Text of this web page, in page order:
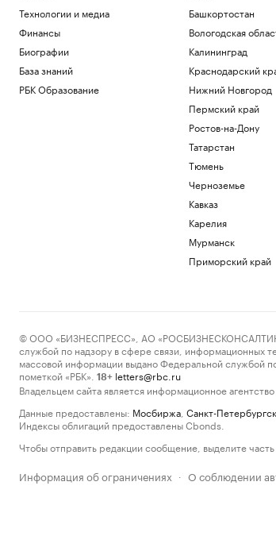
Технологии и медиа
Финансы
Биографии
База знаний
РБК Образование
Башкортостан
Вологодская
Калининград
Краснодарский
Нижний Новгород
Пермский край
Ростов-на-Дону
Татарстан
Тюмень
Черноземье
Кавказ
Карелия
Мурманск
Приморский край
© ООО «БИЗНЕСПРЕСС», АО «РОСБИЗНЕСКОНСАЛТИНГ»,
службой по надзору в сфере связи, информационных
массовой информации выдано Федеральной службой
пометкой «РБК».
18+ letters@rbc.ru
Владельцем сайта является информационное агентство
Данные предоставлены: Мосбиржа Санкт-
Индексы облигаций предоставлены Cbonds.
Чтобы отправить редакции сообщение, выделите
Информация об ограничениях · О соблюдении